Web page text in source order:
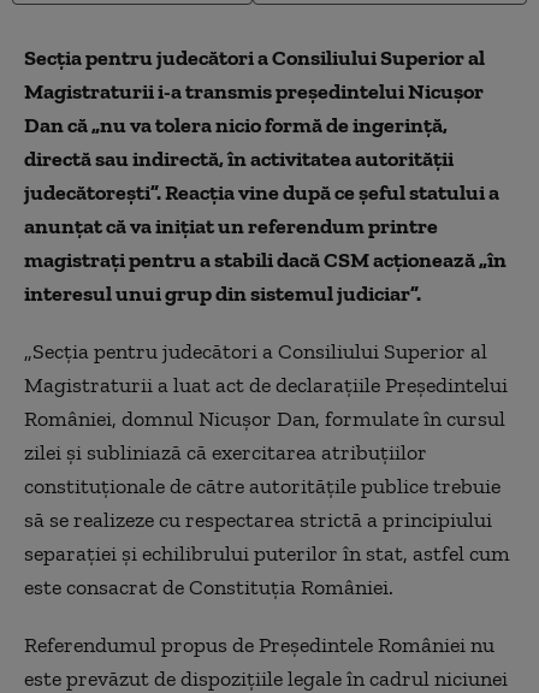
Secția pentru judecători a Consiliului Superior al
Magistraturii i-a transmis președintelui Nicușor
Dan că „nu va tolera nicio formă de ingerință,
directă sau indirectă, în activitatea autorității
judecătorești”. Reacția vine după ce șeful statuluia
anunțat că va inițiat un referendum printre
magistrați pentru a stabili dacă CSM acționează „în
interesul unui grup din sistemul judiciar”.
„Secția pentru judecători a Consiliului Superior al
Magistraturii a luat act de declarațiile Președintelui
României, domnul Nicușor Dan, formulate în cursul
zilei și subliniază că exercitarea atribuțiilor
constituționale de către autoritățile publice trebuie
să se realizeze cu respectarea strictă a principiului
separației și echilibrului puterilor în stat, astfel cum
este consacrat de Constituția României.
Referendumul propus de Președintele României nu
este prevăzut de dispozițiile legale în cadrul niciunei